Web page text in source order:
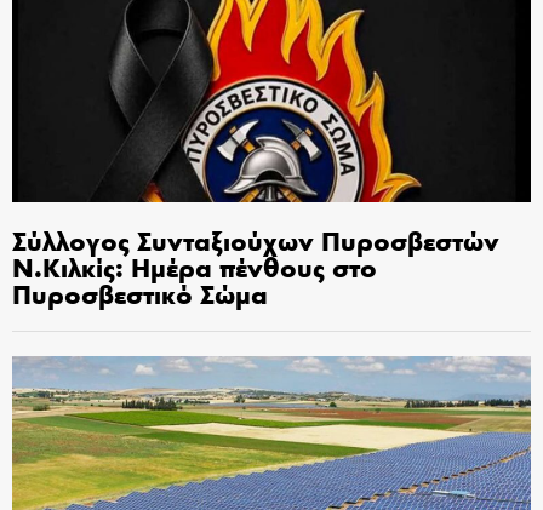
Σύλλογος Συνταξιούχων Πυροσβεστών
Ν.Κιλκίς: Ημέρα πένθους στο
Πυροσβεστικό Σώμα